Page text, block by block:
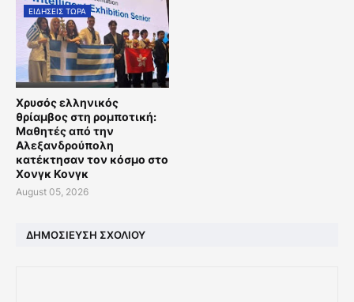
ΕΙΔΗΣΕΙΣ ΤΩΡΑ
Χρυσός ελληνικός
θρίαμβος στη ρομποτική:
Μαθητές από την
Αλεξανδρούπολη
κατέκτησαν τον κόσμο στο
Χονγκ Κονγκ
August 05, 2026
ΔΗΜΟΣΊΕΥΣΗ ΣΧΟΛΊΟΥ